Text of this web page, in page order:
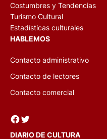
Costumbres y Tendencias
Turismo Cultural
Estadísticas culturales
HABLEMOS
Contacto administrativo
Contacto de lectores
Contacto comercial
Facebook Twitter
DIARIO DE CULTURA